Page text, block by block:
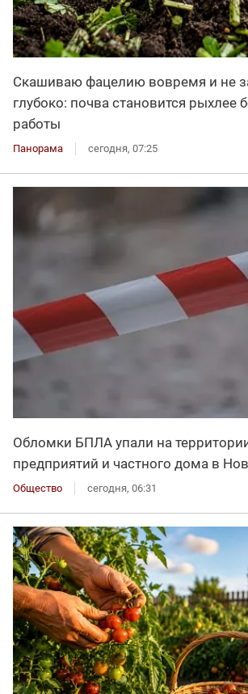
Скашиваю фацелию вовремя и не
глубоко: почва становится рыхлее
работы
Панорама сегодня, 07:25
Обломки БПЛА упали на
предприятий и частного дома в
Общество сегодня, 06:31